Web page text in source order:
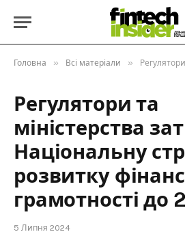
Головна » Всі матеріали » Регулятори та міністерства
Регулятори та
міністерства
Національну
розвитку
грамотності до
5 Липня 2024